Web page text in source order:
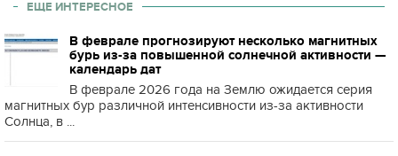
ЕЩЕ ИНТЕРЕСНОЕ
В феврале прогнозируют несколько магнитных
бурь из-за повышенной солнечной активности —
календарь дат
В феврале 2026 года на Землю ожидается серия
магнитных бур различной интенсивности из-за активности
Солнца, в ...